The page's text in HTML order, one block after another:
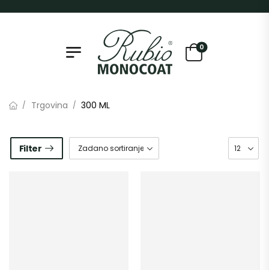
0
/ Trgovina / 300 ML
Filter